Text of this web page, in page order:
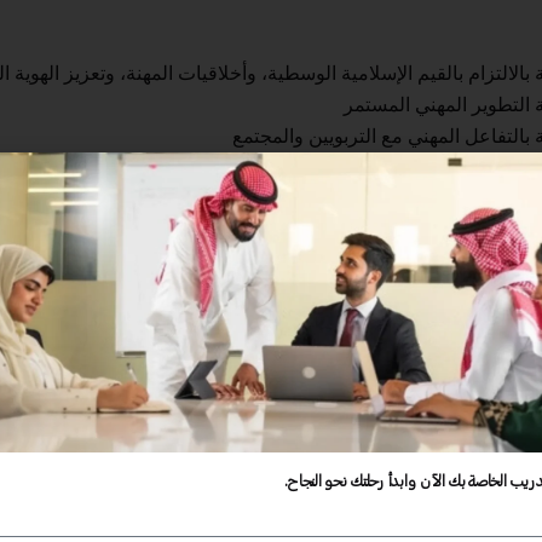
بالقيم الإسلامية الوسطية، وأخلاقيات المهنة، وتعزيز الهوية
التطوير المهني المستمر
المهني مع التربويين والمجتمع
بالمهارات اللغوية والكمية
بالمتعلم وكيفية تعلمه
المعرفة بمحتوى التخصص وطرق تدريسه
بالمعرفة بطرق التدريس العامة
التخطيط للتدريس وتنفيذه
بيئات تعلم تفاعلية وداعمة للمتعلم
الخاصة بك الآن وابدأ رحلتك نحو النجاح.